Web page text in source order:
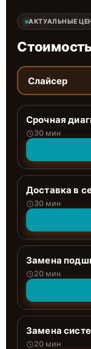
АКТУАЛЬНЫЕ
Слайсер
Срочная
30 мин
Доставка в
30 мин
Замена
20 мин
Замена
20 мин